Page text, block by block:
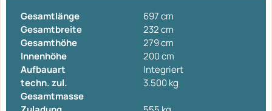
Gesamtlänge
697 cm
Gesamtbreite
232 cm
Gesamthöhe
279 cm
Innenhöhe
200 cm
Aufbauart
Integriert
techn. zul.
Gesamtmasse
3.500 kg